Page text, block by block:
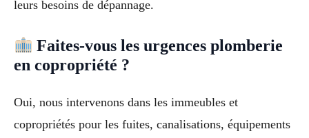
leurs besoins de dépannage.
Faites-vous les urgences plomberie
en copropriété ?
Oui, nous intervenons dans les immeubles et
copropriétés pour les fuites, canalisations, équipements